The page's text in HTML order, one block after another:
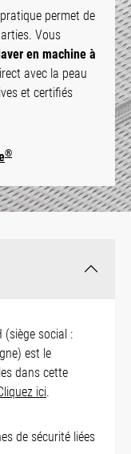
permet de
Vous
en machine à
avec la peau
et certifiés
®
social :
est le
dans cette
ici.
de sécurité liées